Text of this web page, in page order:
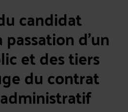
candidat
d’un
et des tiers
du contrat